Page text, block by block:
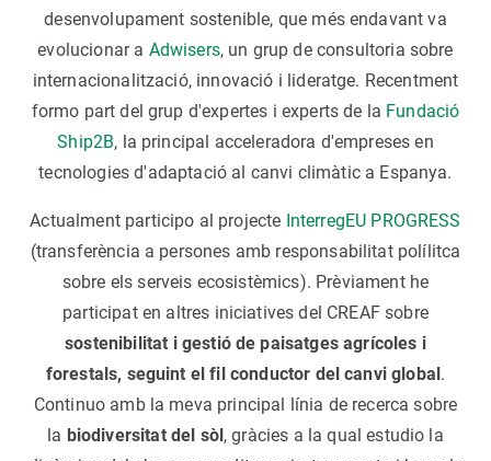
desenvolupament sostenible, que més endavant va
evolucionar a Adwisers, un grup de consultoria sobre
internacionalització, innovació i lideratge. Recentment
formo part del grup d'expertes i experts de la Fundació
Ship2B, la principal acceleradora d'empreses en
tecnologies d'adaptació al canvi climàtic a Espanya.
Actualment participo al projecte InterregEU PROGRESS
(transferència a persones amb responsabilitat polílitca
sobre els serveis ecosistèmics). Prèviament he
participat en altres iniciatives del CREAF sobre
sostenibilitat i gestió de paisatges agrícoles i
forestals, seguint el fil conductor del canvi global.
Continuo amb la meva principal línia de recerca sobre
la biodiversitat del sòl, gràcies a la qual estudio la